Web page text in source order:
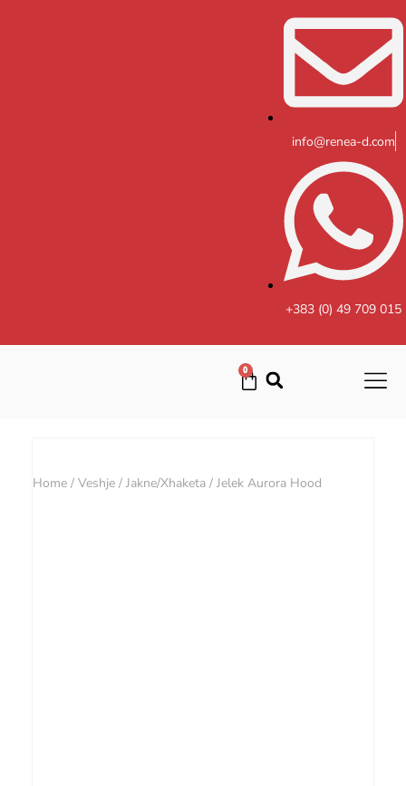
info@renea-d.com
+383 (0) 49 709 015
0
Cart
Home / Veshje / Jakne/Xhaketa / Jelek Aurora Hood